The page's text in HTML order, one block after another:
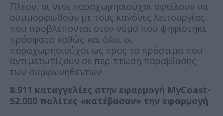
Πλέον, οι νέοι παραχωρησιούχοι οφείλουν να
συμμορφωθούν με τους κανόνες λειτουργίας
που προβλέπονται στον νόμο που ψηφίστηκε
πρόσφατα καθώς και όλοι οι
παραχωρησιούχοι ως προς τα πρόστιμα που
αντιμετωπίζουν σε περίπτωση παραβίασης
των συμφωνηθέντων.
8.911 καταγγελίες στην εφαρμογή MyCoast-
52.000 πολίτες «κατέβασαν» την εφαρμογή